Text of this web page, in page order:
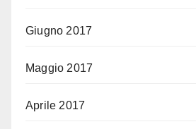
Giugno 2017
Maggio 2017
Aprile 2017